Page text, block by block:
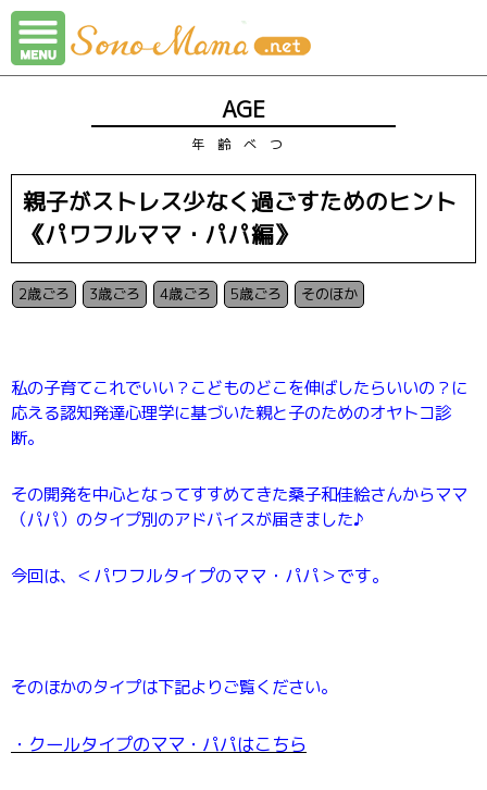
AGE
年齢べつ
親子がストレス少なく過ごすためのヒント
《パワフルママ・パパ編》
2歳ごろ 3歳ごろ 4歳ごろ 5歳ごろ そのほか
私の子育てこれでいい？こどものどこを伸ばしたらいいの？に
応える認知発達心理学に基づいた親と子のためのオヤトコ診
断。
その開発を中心となってすすめてきた桑子和佳絵さんからママ
（パパ）のタイプ別のアドバイスが届きました♪
今回は、 ＜パワフルタイプのママ・パパ＞です。
そのほかのタイプは下記よりご覧ください。
・クールタイプのママ・パパはこちら